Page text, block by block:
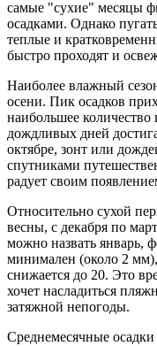
самые "сухие" месяцы
осадками. Однако
теплые и
быстро проходят и
Наиболее влажный
осени. Пик осадков
наибольшее количество
дождливых дней
октябре, зонт или
спутниками
радует своим
Относительно сухой
весны, с декабря по
можно назвать январь,
минимален (около 2
снижается до 20. Это
хочет насладиться
затяжной непогоды.
Среднемесячные осадки